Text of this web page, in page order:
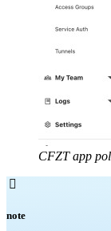
CFZT app

note